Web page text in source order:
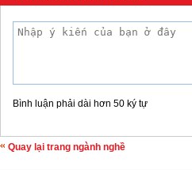
Bình luận phải dài hơn 50 ký tự
Quay lại trang ngành nghề